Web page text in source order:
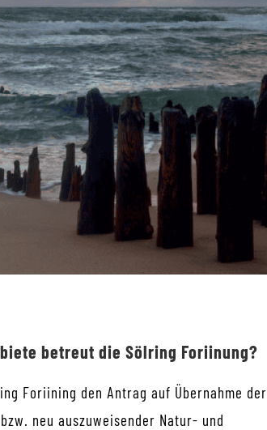
betreut die Sölring Foriinung?
Foriining den Antrag auf Übernahme der
neu auszuweisender Natur- und